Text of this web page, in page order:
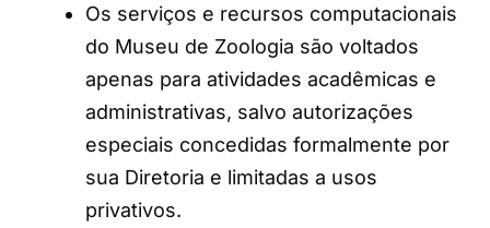
Os serviços e recursos computacionais
do Museu de Zoologia são voltados
apenas para atividades acadêmicas e
administrativas, salvo autorizações
especiais concedidas formalmente por
sua Diretoria e limitadas a usos
privativos.